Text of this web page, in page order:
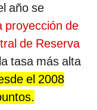
año se
proyección de
de Reserva
tasa más alta
el 2008